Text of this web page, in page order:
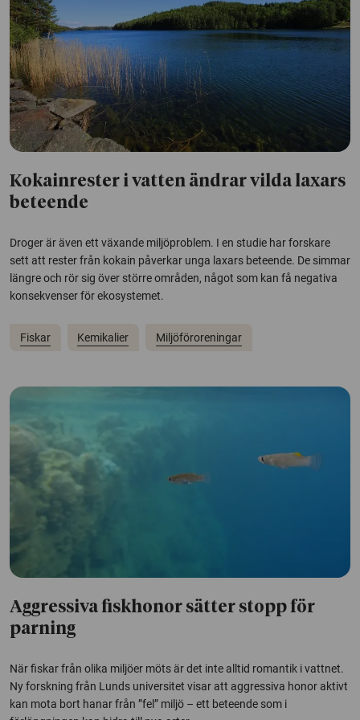
Kokainrester i vatten ändrar vilda laxars
beteende
Droger är även ett växande miljöproblem. I en studie har forskare
sett att rester från kokain påverkar unga laxars beteende. De simmar
längre och rör sig över större områden, något som kan få negativa
konsekvenser för ekosystemet.
Fiskar Kemikalier Miljöföroreningar
Aggressiva fiskhonor sätter stopp för
parning
När fiskar från olika miljöer möts är det inte alltid romantik i vattnet.
Ny forskning från Lunds universitet visar att aggressiva honor aktivt
kan mota bort hanar från ”fel” miljö – ett beteende som i